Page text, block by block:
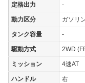
定格出力 -
動力区分 ガソリ
タンク容量 -
駆動方式 2WD
ミッション 4速AT
ハンドル 右